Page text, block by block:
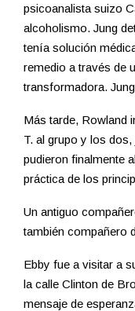
psicoanalista suizo
alcoholismo. Jung
tenía solución
remedio a través de
transformadora.
Más tarde, Rowland
T. al grupo y los
pudieron finalmente
práctica de los
Un antiguo
también compañero
Ebby fue a visitar a
la calle Clinton de
mensaje de